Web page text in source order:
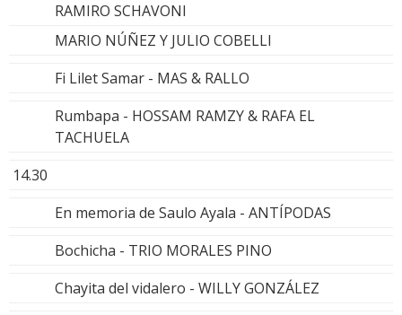
RAMIRO SCHAVONI
MARIO NÚÑEZ Y JULIO COBELLI
Fi Lilet Samar - MAS & RALLO
Rumbapa - HOSSAM RAMZY & RAFA EL
TACHUELA
14.30
En memoria de Saulo Ayala - ANTÍPODAS
Bochicha - TRIO MORALES PINO
Chayita del vidalero - WILLY GONZÁLEZ